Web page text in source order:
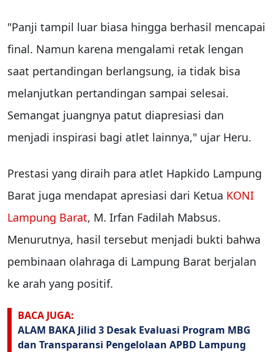
"Panji tampil luar biasa hingga berhasil mencapai
final. Namun karena mengalami retak lengan
saat pertandingan berlangsung, ia tidak bisa
melanjutkan pertandingan sampai selesai.
Semangat juangnya patut diapresiasi dan
menjadi inspirasi bagi atlet lainnya," ujar Heru.
Prestasi yang diraih para atlet Hapkido Lampung
Barat juga mendapat apresiasi dari Ketua KONI
Lampung Barat, M. Irfan Fadilah Mabsus.
Menurutnya, hasil tersebut menjadi bukti bahwa
pembinaan olahraga di Lampung Barat berjalan
ke arah yang positif.
BACA JUGA:
ALAM BAKA Jilid 3 Desak Evaluasi Program MBG
dan Transparansi Pengelolaan APBD Lampung